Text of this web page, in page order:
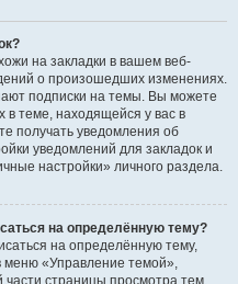
на закладки в вашем веб-
о произошедших изменениях.
подписки на темы. Вы можете
в теме, находящейся у вас в
получать уведомления об
уведомлений для закладок и
настройки» личного раздела.
на определённую тему?
на определённую тему,
меню «Управление темой»,